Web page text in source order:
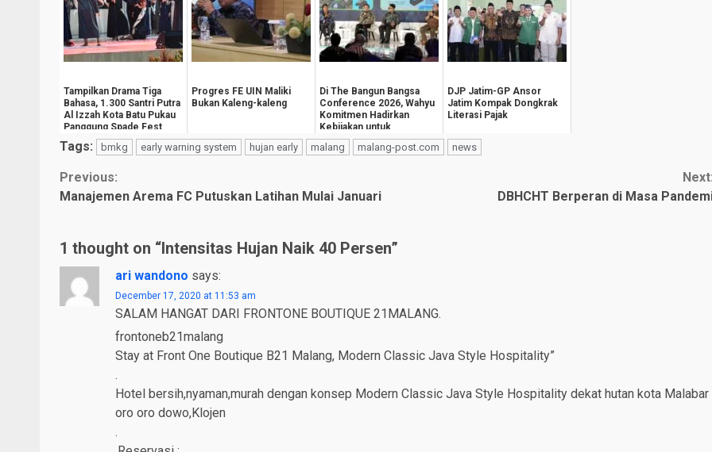
Tampilkan Drama Tiga
Bahasa, 1.300 Santri Putra
Al Izzah Kota Batu Pukau
Panggung Spade Fest
Progres FE UIN Maliki
Bukan Kaleng-kaleng
Di The Bangun Bangsa
Conference 2026, Wahyu
Komitmen Hadirkan
Kebijakan untuk
Kesejahteraan
Masyarak...
DJP Jatim-GP Ansor
Jatim Kompak Dongkrak
Literasi Pajak
Tags: bmkg early warning system hujan early malang malang-post.com news
Continue
Previous:
Manajemen Arema FC Putuskan Latihan Mulai Januari
DBHCHT Berperan di Masa
1 thought on “Intensitas Hujan Naik 40 Persen”
ari wandono says:
December 17, 2020 at 11:53 am
SALAM HANGAT DARI FRONTONE BOUTIQUE 21MALANG.
frontoneb21malang
Stay at Front One Boutique B21 Malang, Modern Classic Java Style Hospitality”
.
Hotel bersih,nyaman,murah dengan konsep Modern Classic Java Style Hospitality dekat hutan kota Malabar
oro oro dowo,Klojen
.